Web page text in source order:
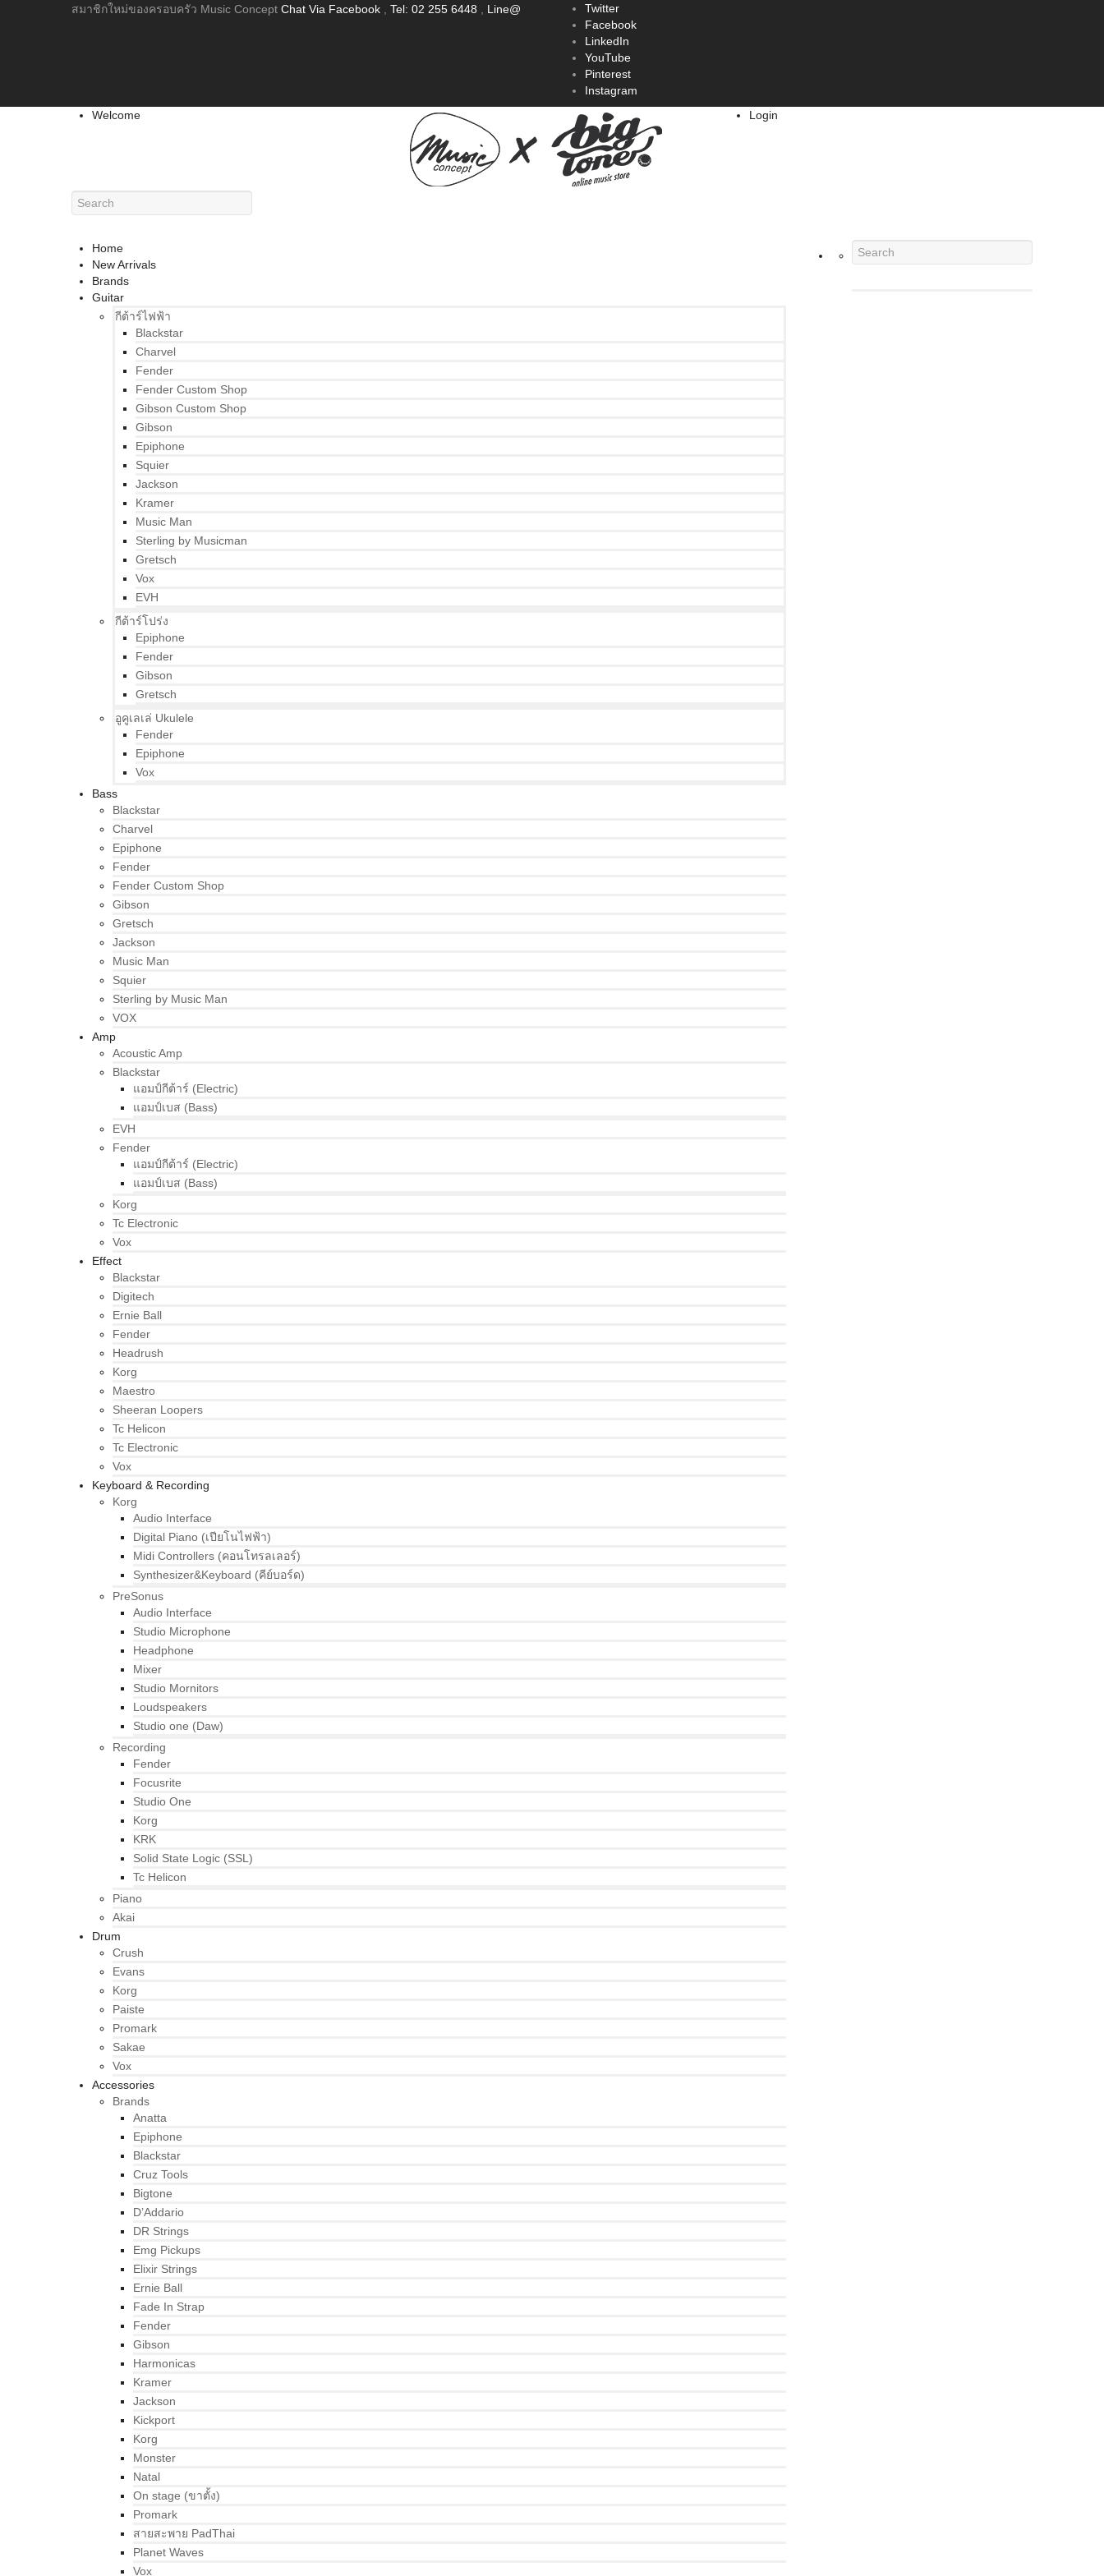
สมาชิกใหม่ของครอบครัว Music Concept Chat Via Facebook Tel: 02 255 6448 Line@
Twitter
Facebook
LinkedIn
YouTube
Pinterest
Instagram
Welcome
Login
Home
New Arrivals
Brands
Guitar
กีต้าร์ไฟฟ้า
Blackstar
Charvel
Fender
Fender Custom Shop
Gibson Custom Shop
Gibson
Epiphone
Squier
Jackson
Kramer
Music Man
Sterling by Musicman
Gretsch
Vox
EVH
กีต้าร์โปร่ง
Epiphone
Fender
Gibson
Gretsch
อูคูเลเล่ Ukulele
Fender
Epiphone
Vox
Bass
Blackstar
Charvel
Epiphone
Fender
Fender Custom Shop
Gibson
Gretsch
Jackson
Music Man
Squier
Sterling by Music Man
VOX
Amp
Acoustic Amp
Blackstar
แอมป์กีต้าร์ (Electric)
แอมป์เบส (Bass)
EVH
Fender
แอมป์กีต้าร์ (Electric)
แอมป์เบส (Bass)
Korg
Tc Electronic
Vox
Effect
Blackstar
Digitech
Ernie Ball
Fender
Headrush
Korg
Maestro
Sheeran Loopers
Tc Helicon
Tc Electronic
Vox
Keyboard & Recording
Korg
Audio Interface
Digital Piano (เปียโนไฟฟ้า)
Midi Controllers (คอนโทรลเลอร์)
Synthesizer&Keyboard (คีย์บอร์ด)
PreSonus
Audio Interface
Studio Microphone
Headphone
Mixer
Studio Mornitors
Loudspeakers
Studio one (Daw)
Recording
Fender
Focusrite
Studio One
Korg
KRK
Solid State Logic (SSL)
Tc Helicon
Piano
Akai
Drum
Crush
Evans
Korg
Paiste
Promark
Sakae
Vox
Accessories
Brands
Anatta
Epiphone
Blackstar
Cruz Tools
Bigtone
D’Addario
DR Strings
Emg Pickups
Elixir Strings
Ernie Ball
Fade In Strap
Fender
Gibson
Harmonicas
Kramer
Jackson
Kickport
Korg
Monster
Natal
On stage (ขาตั้ง)
Promark
สายสะพาย PadThai
Planet Waves
Vox